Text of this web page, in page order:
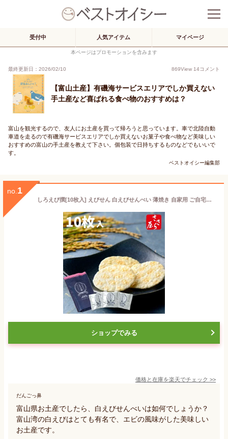
受付中 人気アイテム マイページ
本ページはプロモーションを含みます
最終更新日：2026/02/10 869View 14コメント
【富山土産】有磯海サービスエリアでしか買えない
手土産など喜ばれる食べ物のおすすめは？
富山を観光するので、友人にお土産を買って帰ろうと思っています。車で北陸自動
車道を走るので有磯海サービスエリアでしか買えないお菓子や食べ物など美味しい
おすすめの富山の手土産を教えて下さい。個包装で日持ちするものなどでもいいで
す。
ベストオイシー編集部
no. 1
しろえび撰[10枚入] えびせん 白えびせんべい 薄焼き 自家用 ご自宅用 手土産 みやげ プチギフト ご挨拶 お試し おやつ おつまみ 富山 白エビ 土産 富山 スイーツ お菓子 和菓子 ばらまき 個包装 シェア しろえびせんべい【のし掛け非対応】
ショップでみる
価格と在庫を楽天でチェック >>
だんごっ鼻
富山県お土産でしたら、白えびせんべいは如何でしょうか？
富山湾の白えびはとても有名で、エビの風味がした美味しい
お土産です。